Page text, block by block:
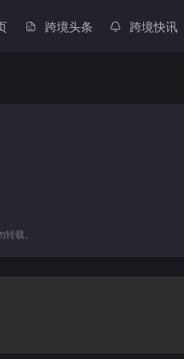
跨境头条 跨境快讯
载。